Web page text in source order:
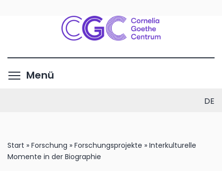
Inhalt
Menü
DE
Start » Forschung » Forschungsprojekte » Interkulturelle
Momente in der Biographie